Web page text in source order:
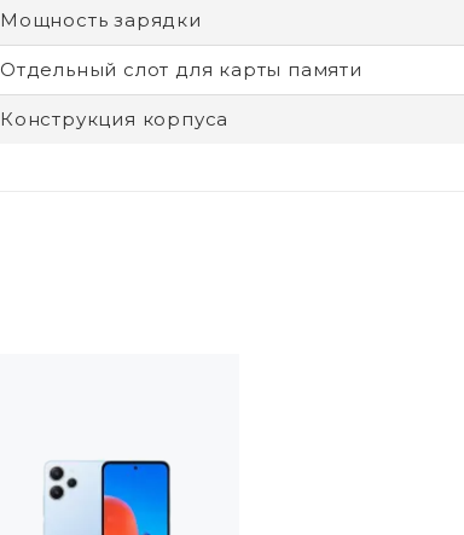
Мощность зарядки
Отдельный слот для карты памяти
Конструкция корпуса